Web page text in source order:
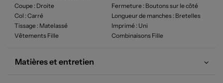
Coupe : Droite Fermeture : Boutons sur le côté
Col : Carré Longueur de manches : Bretelles
Tissage : Matelassé Imprimé : Uni
Vêtements Fille
Combinaisons Fille
Matières et entretien